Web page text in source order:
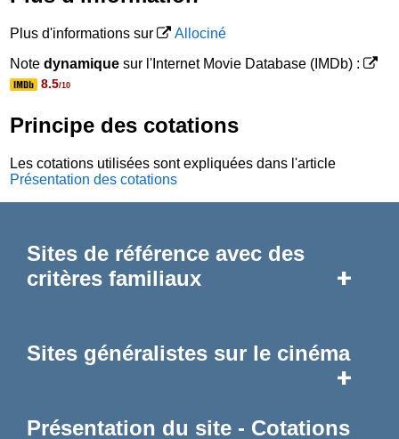
Plus d'informations sur
Allociné
Notedynamique sur l'Internet Movie Database (IMDb) :
8.5/10
Principe des cotations
Les cotations utilisées sont expliquées dans l'article
Présentation des cotations
Sites de référence avec des
critères familiaux
+
Sites généralistes sur le cinéma
+
Présentation du site - Cotations